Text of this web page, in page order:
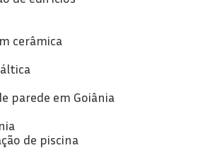
cerâmica
parede em Goiânia
de piscina